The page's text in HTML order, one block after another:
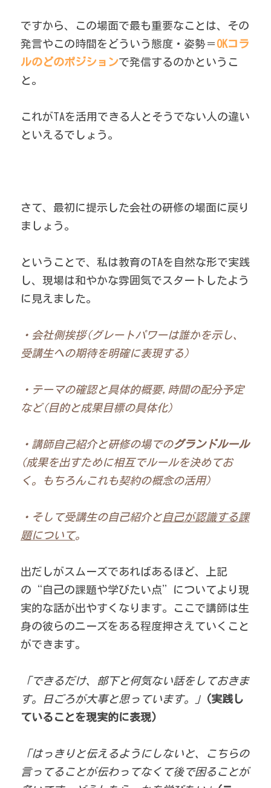
ですから、この場面で最も重要なことは、その
発言やこの時間をどういう態度・姿勢＝ OKコラ
ルのどのポジションで発信するのか というこ
と。
これがTAを活用できる人とそうでない人の違い
といえるでしょう。
さて、最初に提示した会社の研修の場面に戻り
ましょう。
ということで、私は教育のTAを自然な形で実践
し、現場は和やかな雰囲気でスタートしたよう
に見えました。
・会社側挨拶(グレートパワーは誰かを示し、
受講生への期待を明確に表現する)
・テーマの確認と具体的概要,時間の配分予定
など(目的と成果目標の具体化)
・講師自己紹介と研修の場でのグランドルール
(成果を出すために相互でルールを決めてお
く。もちろんこれも契約の概念の活用)
・そして受講生の自己紹介と自己が認識する課
題について。
出だしがスムーズであればあるほど、上記
の“自己の課題や学びたい点”についてより現
実的な話が出やすくなります。ここで講師は生
身の彼らのニーズをある程度押さえていくこと
ができます。
「できるだけ、部下と何気ない話をしておきま
す。日ごろが大事と思っています。」
(実践し
ていることを現実的に表現)
「はっきりと伝えるようにしないと、こちらの
言ってることが伝わってなくて後で困ることが